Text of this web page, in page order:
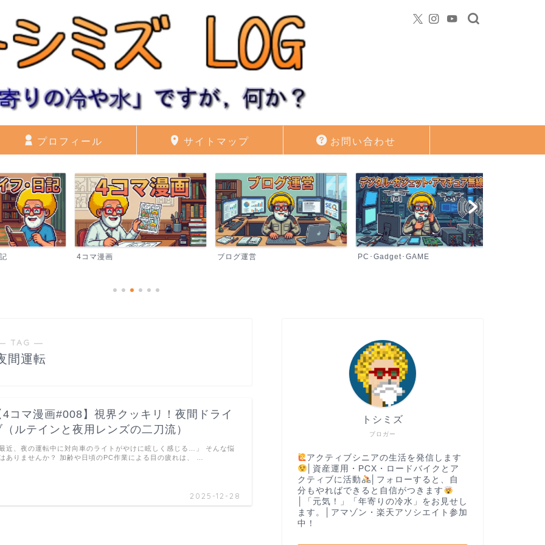
プロフィール サイトマップ お問い合わせ
4コマ漫画 ブログ運営 PC･Gadget･GAME
TAG ―
間運転
4コマ漫画#008】視界クッキリ！夜間ドライ
（ルテインと夜用レンズの二刀流）
2025-12-28
近、夜の運転中に対向車のライトがやけに眩しく感じる…」 そんな悩
ありませんか？ 加齢や日頃のPC作業による目の疲れは、 …
ブロガー
トシミズ
アクティブシニアの生活を発信します
│資産運用・PCX・ロードバイクとア
クティブに活動
│フォローすると、自
分もやればできると自信がつきます
│「元気！」「年寄りの冷水」をお見せし
ます。│アマゾン・楽天アソシエイト参加
中！